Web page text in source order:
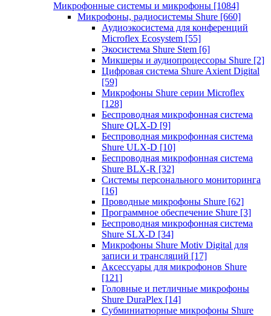
Микрофонные системы и микрофоны [1084]
Микрофоны, радиосистемы Shure [660]
Аудиоэкосистема для конференций
Microflex Ecosystem [55]
Экосистема Shure Stem [6]
Микшеры и аудиопроцессоры Shure [2]
Цифровая система Shure Axient Digital
[59]
Микрофоны Shure серии Microflex
[128]
Беспроводная микрофонная система
Shure QLX-D [9]
Беспроводная микрофонная система
Shure ULX-D [10]
Беспроводная микрофонная система
Shure BLX-R [32]
Системы персонального мониторинга
[16]
Проводные микрофоны Shure [62]
Программное обеспечение Shure [3]
Беспроводная микрофонная система
Shure SLX-D [34]
Микрофоны Shure Motiv Digital для
записи и трансляций [17]
Аксессуары для микрофонов Shure
[121]
Головные и петличные микрофоны
Shure DuraPlex [14]
Субминиатюрные микрофоны Shure